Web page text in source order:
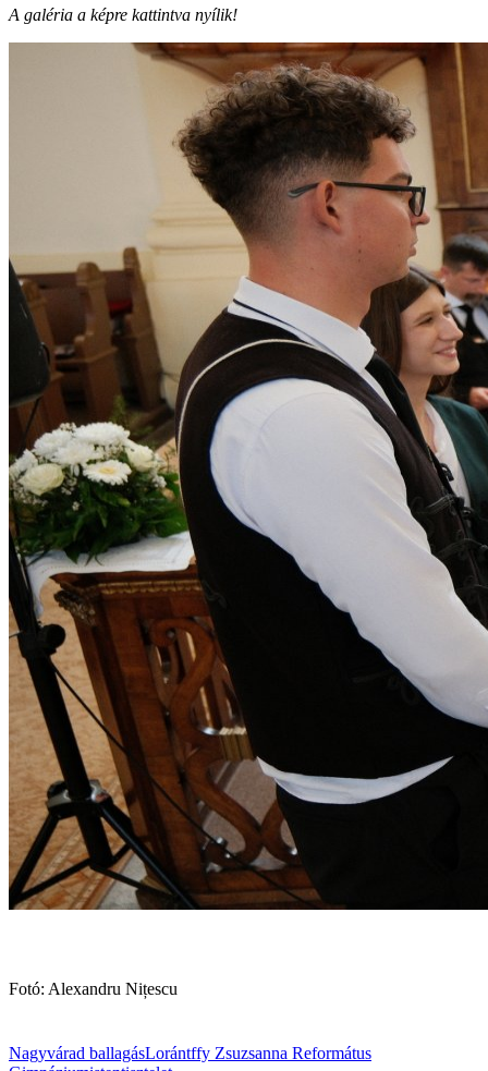
A galéria a képre kattintva nyílik!
Fotó: Alexandru Nițescu
Nagyvárad ballagásLorántffy Zsuzsanna Református